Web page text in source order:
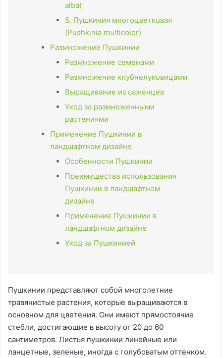
alba)
5. Пушкиния многоцветковая
(Pushkinia multicolor)
Размножение Пушкинии
Размножение семенами
Размножение клубнелуковицами
Выращивание из саженцев
Уход за размноженными
растениями
Применение Пушкинии в
ландшафтном дизайне
Особенности Пушкинии
Преимущества использования
Пушкинии в ландшафтном
дизайне
Применение Пушкинии в
ландшафтном дизайне
Уход за Пушкинией
Пушкинии представляют собой многолетние
травянистые растения, которые выращиваются в
основном для цветения. Они имеют прямостоячие
стебли, достигающие в высоту от 20 до 60
сантиметров. Листья пушкинии линейные или
ланцетные, зеленые, иногда с голубоватым оттенком.